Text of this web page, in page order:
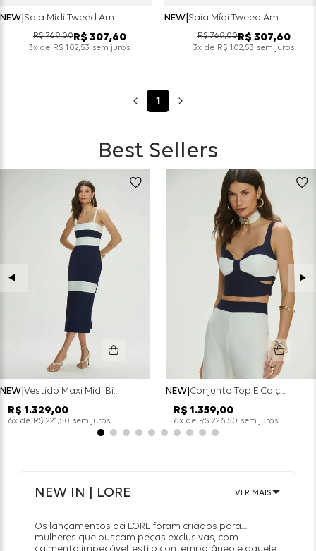
NEW Saia Mídi Tweed Amelie - Camel
R$ 769,00R$ 307,60
3x de R$ 102,53 sem juros
NEW Saia Mídi Tweed Amelie - Preto
R$ 769,00R$ 307,60
3x de R$ 102,53 sem juros
1
Best Sellers
NEW Vestido Maxi Midi Bicolor Alfaitaria Navy - Marinho
R$ 1.329,00
6x de R$ 221 ,50 sem juros
NEW Conjunto Top E Calça Wide Leg Bicolor Alfaitaria - Off White
R$ 1.359,00
6x de R$ 226,50 sem juros
NEW IN | LORE VER MAIS
Os lançamentos da LORE foram criados para
mulheres que buscam peças exclusivas, com